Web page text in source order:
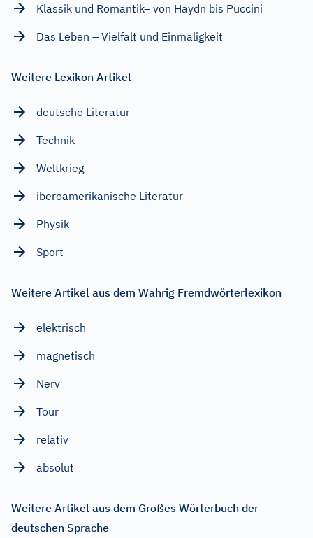
Klassik und Romantik– von Haydn bis Puccini
Das Leben – Vielfalt und Einmaligkeit
Weitere Lexikon Artikel
deutsche Literatur
Technik
Weltkrieg
iberoamerikanische Literatur
Physik
Sport
Weitere Artikel aus dem Wahrig Fremdwörterlexikon
elektrisch
magnetisch
Nerv
Tour
relativ
absolut
Weitere Artikel aus dem Großes Wörterbuch der
deutschen Sprache